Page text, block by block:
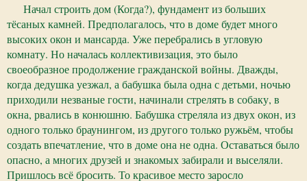
Начал строить дом (Когда?), фундамент из больших
тёсаных камней. Предполагалось, что в доме будет много
высоких окон и мансарда. Уже перебрались в угловую
комнату. Но началась коллективизация, это было
своеобразное продолжение гражданской войны. Дважды,
когда дедушка уезжал, а бабушка была одна с детьми, ночью
приходили незваные гости, начинали стрелять в собаку, в
окна, рвались в конюшню. Бабушка стреляла из двух окон, из
одного только браунингом, из другого только ружьём, чтобы
создать впечатление, что в доме она не одна. Оставаться было
опасно, а многих друзей и знакомых забирали и выселяли.
Пришлось всё бросить. То красивое место заросло